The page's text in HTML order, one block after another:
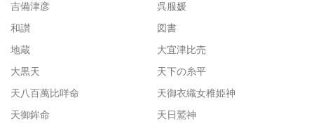
吉備津彦
呉服媛
和讃
図書
地蔵
大宜津比売
大黒天
天下の糸平
天八百萬比咩命
天御衣織女稚姫神
天御鉾命
天日鷲神